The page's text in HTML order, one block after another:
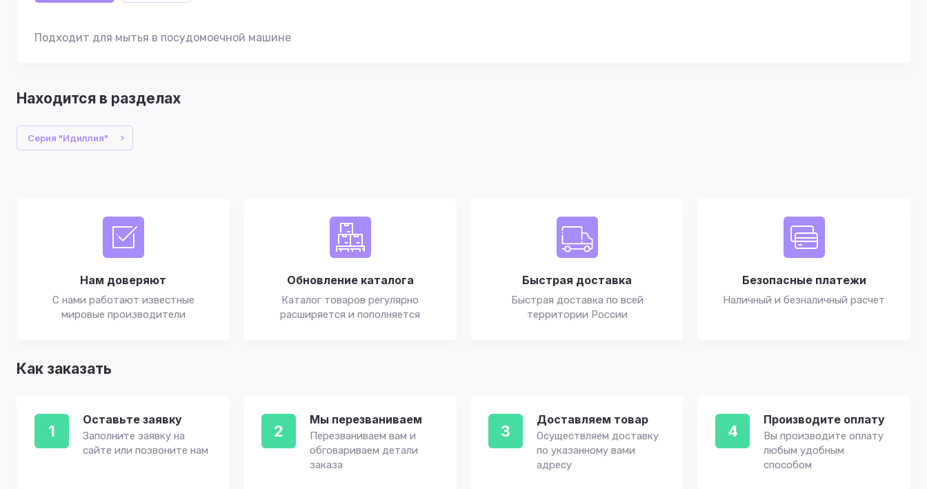
Подходит для мытья в посудомоечной машине
Находится в разделах
Серия "Идиллия"
Нам доверяют
С нами работают известные
мировые производители
Обновление каталога
Каталог товаров регулярно
расширяется и пополняется
Быстрая доставка
Быстрая доставка по всей
территории России
Безопасные платежи
Наличный и безналичный расчет
Как заказать
1
Оставьте заявку
Заполните заявку на
сайте или позвоните нам
2
Мы перезваниваем
Перезваниваем вам и
обговариваем детали
заказа
3
Доставляем товар
Осуществляем доставку
по указанному вами
адресу
4
Производите оплату
Вы производите оплату
любым удобным
способом